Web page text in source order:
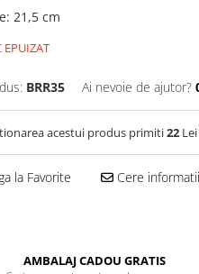
: 21,5 cm
EPUIZAT
BRR35 Ai nevoie de ajutor?
acestui produs primiti22
la Favorite Cere informatii
AMBALAJ CADOU GRATIS